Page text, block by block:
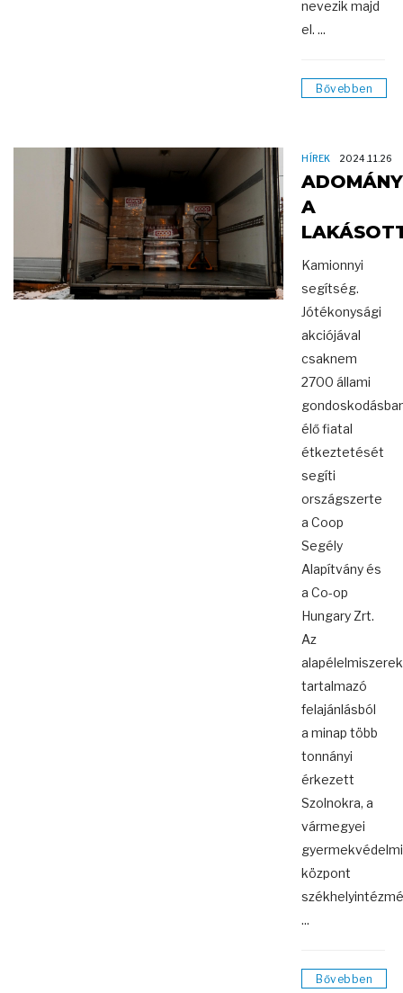
nevezik majd
el. ...
Bővebben
HÍREK 2024.11.26
ADOMÁNY
A
Kamionnyi
segítség.
Jótékonysági
akciójával
csaknem
2700 állami
élő fiatal
étkeztetését
segíti
országszerte
a Coop
Segély
Alapítvány és
a Co-op
Hungary Zrt.
Az
tartalmazó
felajánlásból
a minap több
tonnányi
érkezett
Szolnokra, a
vármegyei
gyermekvédelmi
központ
...
Bővebben